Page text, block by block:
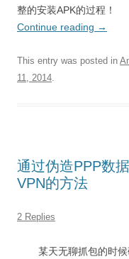
整的安装APK的过程！
Continue reading →
This entry was posted in
11, 2014.
通过伪造PPP数
VPN的方法
2 Replies
某天无聊抓包的时